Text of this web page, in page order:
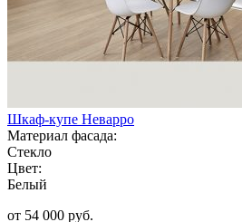
Шкаф-купе Неварро
Материал фасада:
Стекло
Цвет:
Белый
от 54 000 руб.